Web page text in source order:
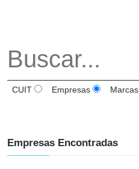
CUIT Empresas Marcas
Empresas Encontradas